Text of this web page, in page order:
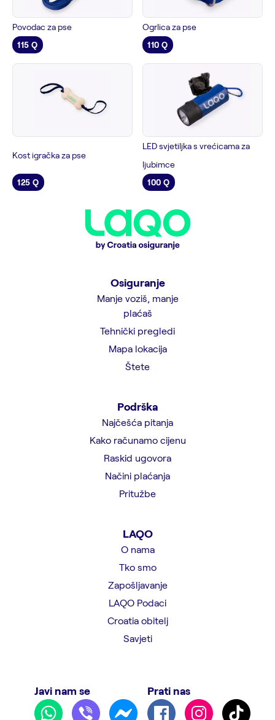
Povodac za pse
115 Q
Ogrlica za pse
110 Q
Kost igračka za pse
125 Q
LED svjetiljka s vrećicama za
ljubimce
100 Q
Osiguranje
Manje voziš, manje
plaćaš
Tehnički pregledi
Mapa lokacija
Štete
Podrška
Najčešća pitanja
Kako računamo cijenu
Raskid ugovora
Načini plaćanja
Pritužbe
LAQO
O nama
Tko smo
Zapošljavanje
LAQO Podaci
Croatia obitelj
Savjeti
Javi nam se Prati nas